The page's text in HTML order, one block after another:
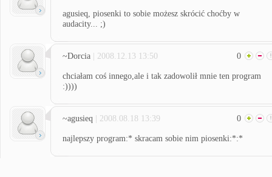
agusieq, piosenki to sobie możesz skrócić choćby w
audacity... ;)
~Dorcia | 2008.12.13 13:50 0
chciałam coś innego,ale i tak zadowolił mnie ten program
:))))
~agusieq | 2008.08.18 13:39 0
najlepszy program:* skracam sobie nim piosenki:*:*